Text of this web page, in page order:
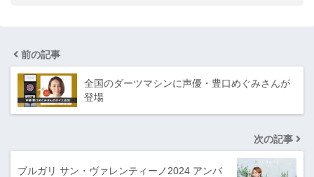
前の記事
全国のダーツマシンに声優・豊口めぐみさんが
登場
次の記事
ブルガリ サン・ヴァレンティーノ2024 アンバ